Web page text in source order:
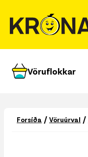
Vöruflokkar
Forsíða / Vöruúrval /